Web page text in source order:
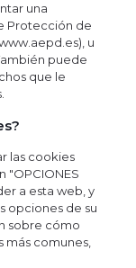
una
Protección de
u
puede
que le
las cookies
"OPCIONES
a esta web, y
opciones de su
sobre cómo
comunes,